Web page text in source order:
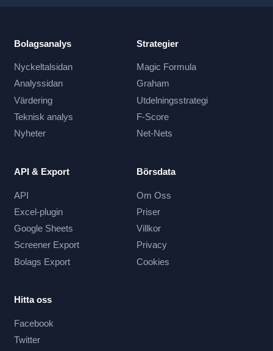
Bolagsanalys
Nyckeltalsidan
Analyssidan
Värdering
Teknisk analys
Nyheter
Strategier
Magic Formula
Graham
Utdelningsstrategi
F-Score
Net-Nets
API & Export
API
Excel-plugin
Google Sheets
Screener Export
Bolags Export
Börsdata
Om Oss
Priser
Villkor
Privacy
Cookies
Hitta oss
Facebook
Twitter